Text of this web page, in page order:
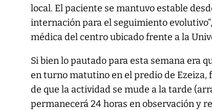
local. El paciente se mantuvo estable
internación para el seguimiento
médica del centro ubicado frente a la
Si bien lo pautado para esta semana era
en turno matutino en el predio de
de que la actividad se mude a la tarde
permanecerá 24 horas en observación y